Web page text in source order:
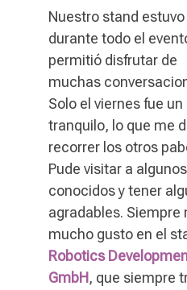
Nuestro stand
durante todo el
permitió disfrutar de
muchas
Solo el viernes fue
tranquilo, lo que me
recorrer los otros
Pude visitar a
conocidos y tener
agradables. Siempre
mucho gusto en el
Robotics
GmbH, que siempre